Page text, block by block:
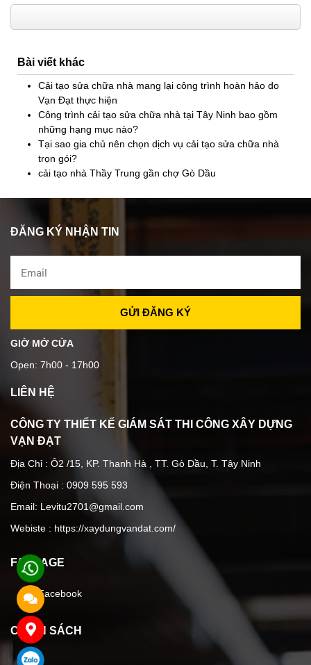
Bài viết khác
Cải tạo sửa chữa nhà mang lại công trình hoàn hảo do
Vạn Đạt thực hiện
Công trình cải tạo sửa chữa nhà tại Tây Ninh bao gồm
những hạng mục nào?
Tại sao gia chủ nên chọn dịch vụ cải tạo sửa chữa nhà
trọn gói?
cải tạo nhà Thầy Trung gần chợ Gò Dầu
ĐĂNG KÝ NHẬN TIN
GIỜ MỞ CỬA
Open: 7h00 - 17h00
LIÊN HỆ
CÔNG TY THIẾT KẾ GIÁM SÁT THI CÔNG XÂY DỰNG
VẠN ĐẠT
Địa Chỉ : Ô2 /15, KP. Thanh Hà , TT. Gò Dầu, T. Tây Ninh
Điện Thoại : 0909 595 593
Email: Levitu2701@gmail.com
Webiste : https://xaydungvandat.com/
FANPAGE
Facebook
CHÍNH SÁCH